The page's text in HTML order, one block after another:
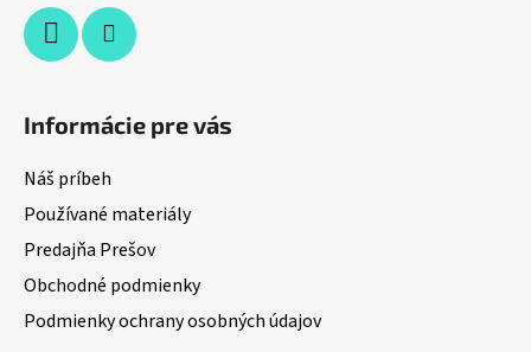
Informácie pre vás
Náš príbeh
Používané materiály
Predajňa Prešov
Obchodné podmienky
Podmienky ochrany osobných údajov